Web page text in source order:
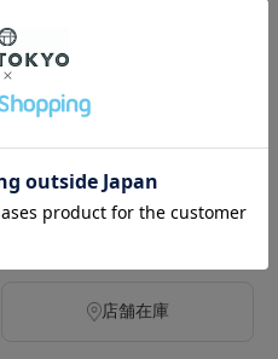
ント付与
ー
店舗在庫